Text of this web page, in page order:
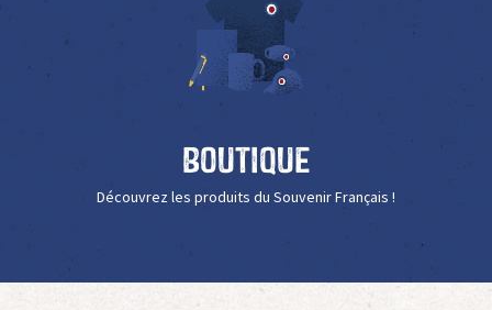
Boutique
Découvrez les produits du Souvenir Français !